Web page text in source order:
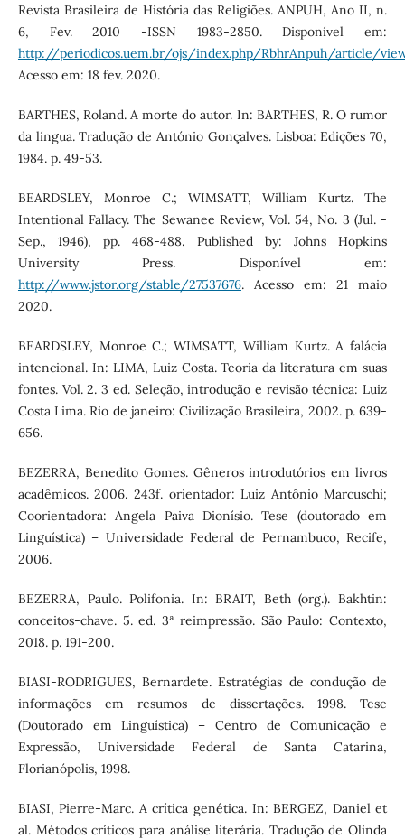
Revista Brasileira de História das Religiões. ANPUH, Ano II, n.
6, Fev. 2010 -ISSN 1983-2850. Disponível em:
http://periodicos.uem.br/ojs/index.php/RbhrAnpuh/article/
Acesso em: 18 fev. 2020.
BARTHES, Roland. A morte do autor. In: BARTHES, R. O rumor
da língua. Tradução de António Gonçalves. Lisboa: Edições 70,
1984. p. 49-53.
BEARDSLEY, Monroe C.; WIMSATT, William Kurtz. The
Intentional Fallacy. The Sewanee Review, Vol. 54, No. 3 (Jul. -
Sep., 1946), pp. 468-488. Published by: Johns Hopkins
University Press. Disponível em:
http://www.jstor.org/stable/27537676. Acesso em: 21 maio
2020.
BEARDSLEY, Monroe C.; WIMSATT, William Kurtz. A falácia
intencional. In: LIMA, Luiz Costa. Teoria da literatura em suas
fontes. Vol. 2. 3 ed. Seleção, introdução e revisão técnica: Luiz
Costa Lima. Rio de janeiro: Civilização Brasileira, 2002. p. 639-
656.
BEZERRA, Benedito Gomes. Gêneros introdutórios em livros
acadêmicos. 2006. 243f. orientador: Luiz Antônio Marcuschi;
Coorientadora: Angela Paiva Dionísio. Tese (doutorado em
Linguística) – Universidade Federal de Pernambuco, Recife,
2006.
BEZERRA, Paulo. Polifonia. In: BRAIT, Beth (org.). Bakhtin:
conceitos-chave. 5. ed. 3ª reimpressão. São Paulo: Contexto,
2018. p. 191-200.
BIASI-RODRIGUES, Bernardete. Estratégias de condução de
informações em resumos de dissertações. 1998. Tese
(Doutorado em Linguística) – Centro de Comunicação e
Expressão, Universidade Federal de Santa Catarina,
Florianópolis, 1998.
BIASI, Pierre-Marc. A crítica genética. In: BERGEZ, Daniel et
al. Métodos críticos para análise literária. Tradução de Olinda